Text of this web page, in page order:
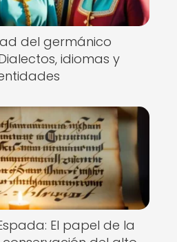
del germánico
idiomas y
El papel de la